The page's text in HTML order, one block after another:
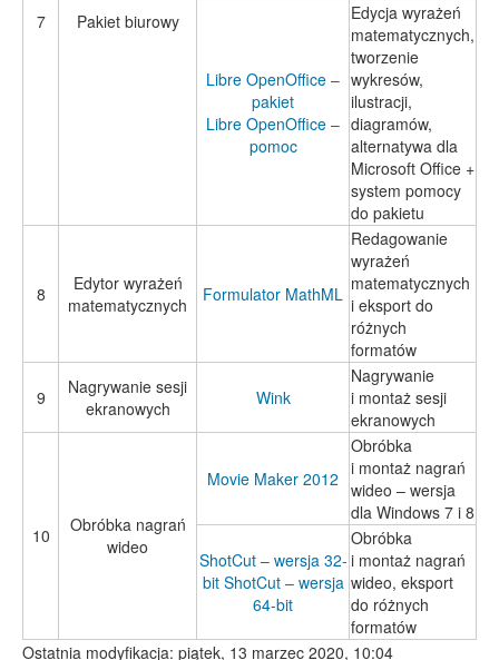
7 Pakiet biurowy
Libre OpenOffice –
pakiet
Libre OpenOffice –
pomoc
Edycja wyrażeń
matematycznych,
tworzenie
wykresów,
ilustracji,
diagramów,
alternatywa dla
Microsoft Office +
system pomocy
do pakietu
8
Edytor wyrażeń
matematycznych
Formulator MathML
Redagowanie
wyrażeń
matematycznych
i eksport do
różnych
formatów
9
Nagrywanie sesji
ekranowych
Wink
Nagrywanie
i montaż sesji
ekranowych
10
Obróbka nagrań
wideo
Movie Maker 2012
Obróbka
i montaż nagrań
wideo – wersja
dla Windows 7 i 8
ShotCut – wersja 32-
bit ShotCut – wersja
64-bit
Obróbka
i montaż nagrań
wideo, eksport
do różnych
formatów
Ostatnia modyfikacja: piątek, 13 marzec 2020, 10:04